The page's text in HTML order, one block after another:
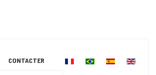
CONTACTER Sélectionnez votre